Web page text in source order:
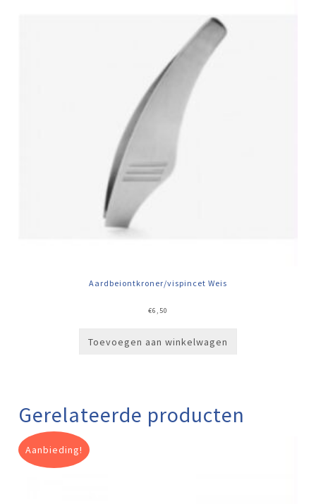
Aardbeiontkroner/vispincet Weis
€6,50
Toevoegen aan winkelwagen
Gerelateerde producten
Aanbieding!